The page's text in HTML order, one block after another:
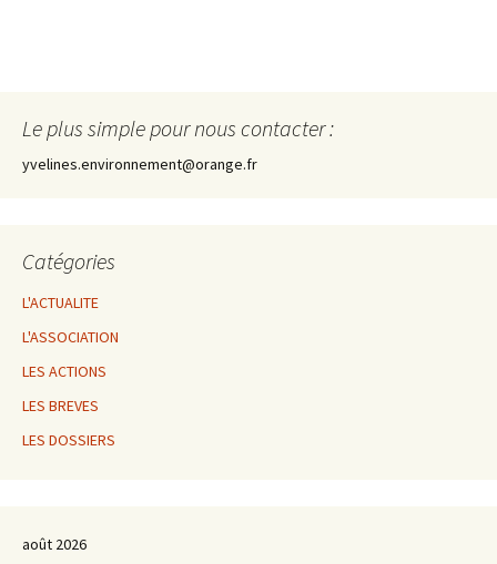
Le plus simple pour nous contacter :
yvelines.environnement@orange.fr
Catégories
L'ACTUALITE
L'ASSOCIATION
LES ACTIONS
LES BREVES
LES DOSSIERS
août 2026